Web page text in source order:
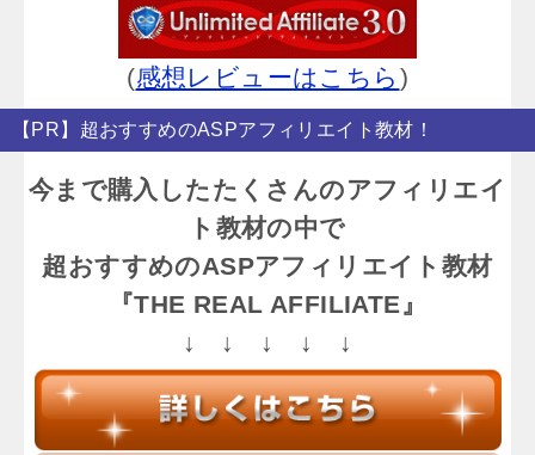
(感想レビューはこちら )
【PR】超おすすめのASPアフィリエイト教材！
今まで購入したたくさんのアフィリエイ
ト教材の中で
超おすすめのASPアフィリエイト教材
『THE REAL AFFILIATE』
↓ ↓ ↓ ↓ ↓